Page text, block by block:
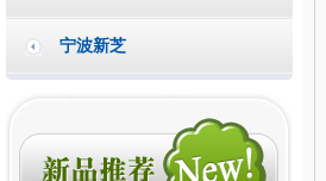
宁波新芝